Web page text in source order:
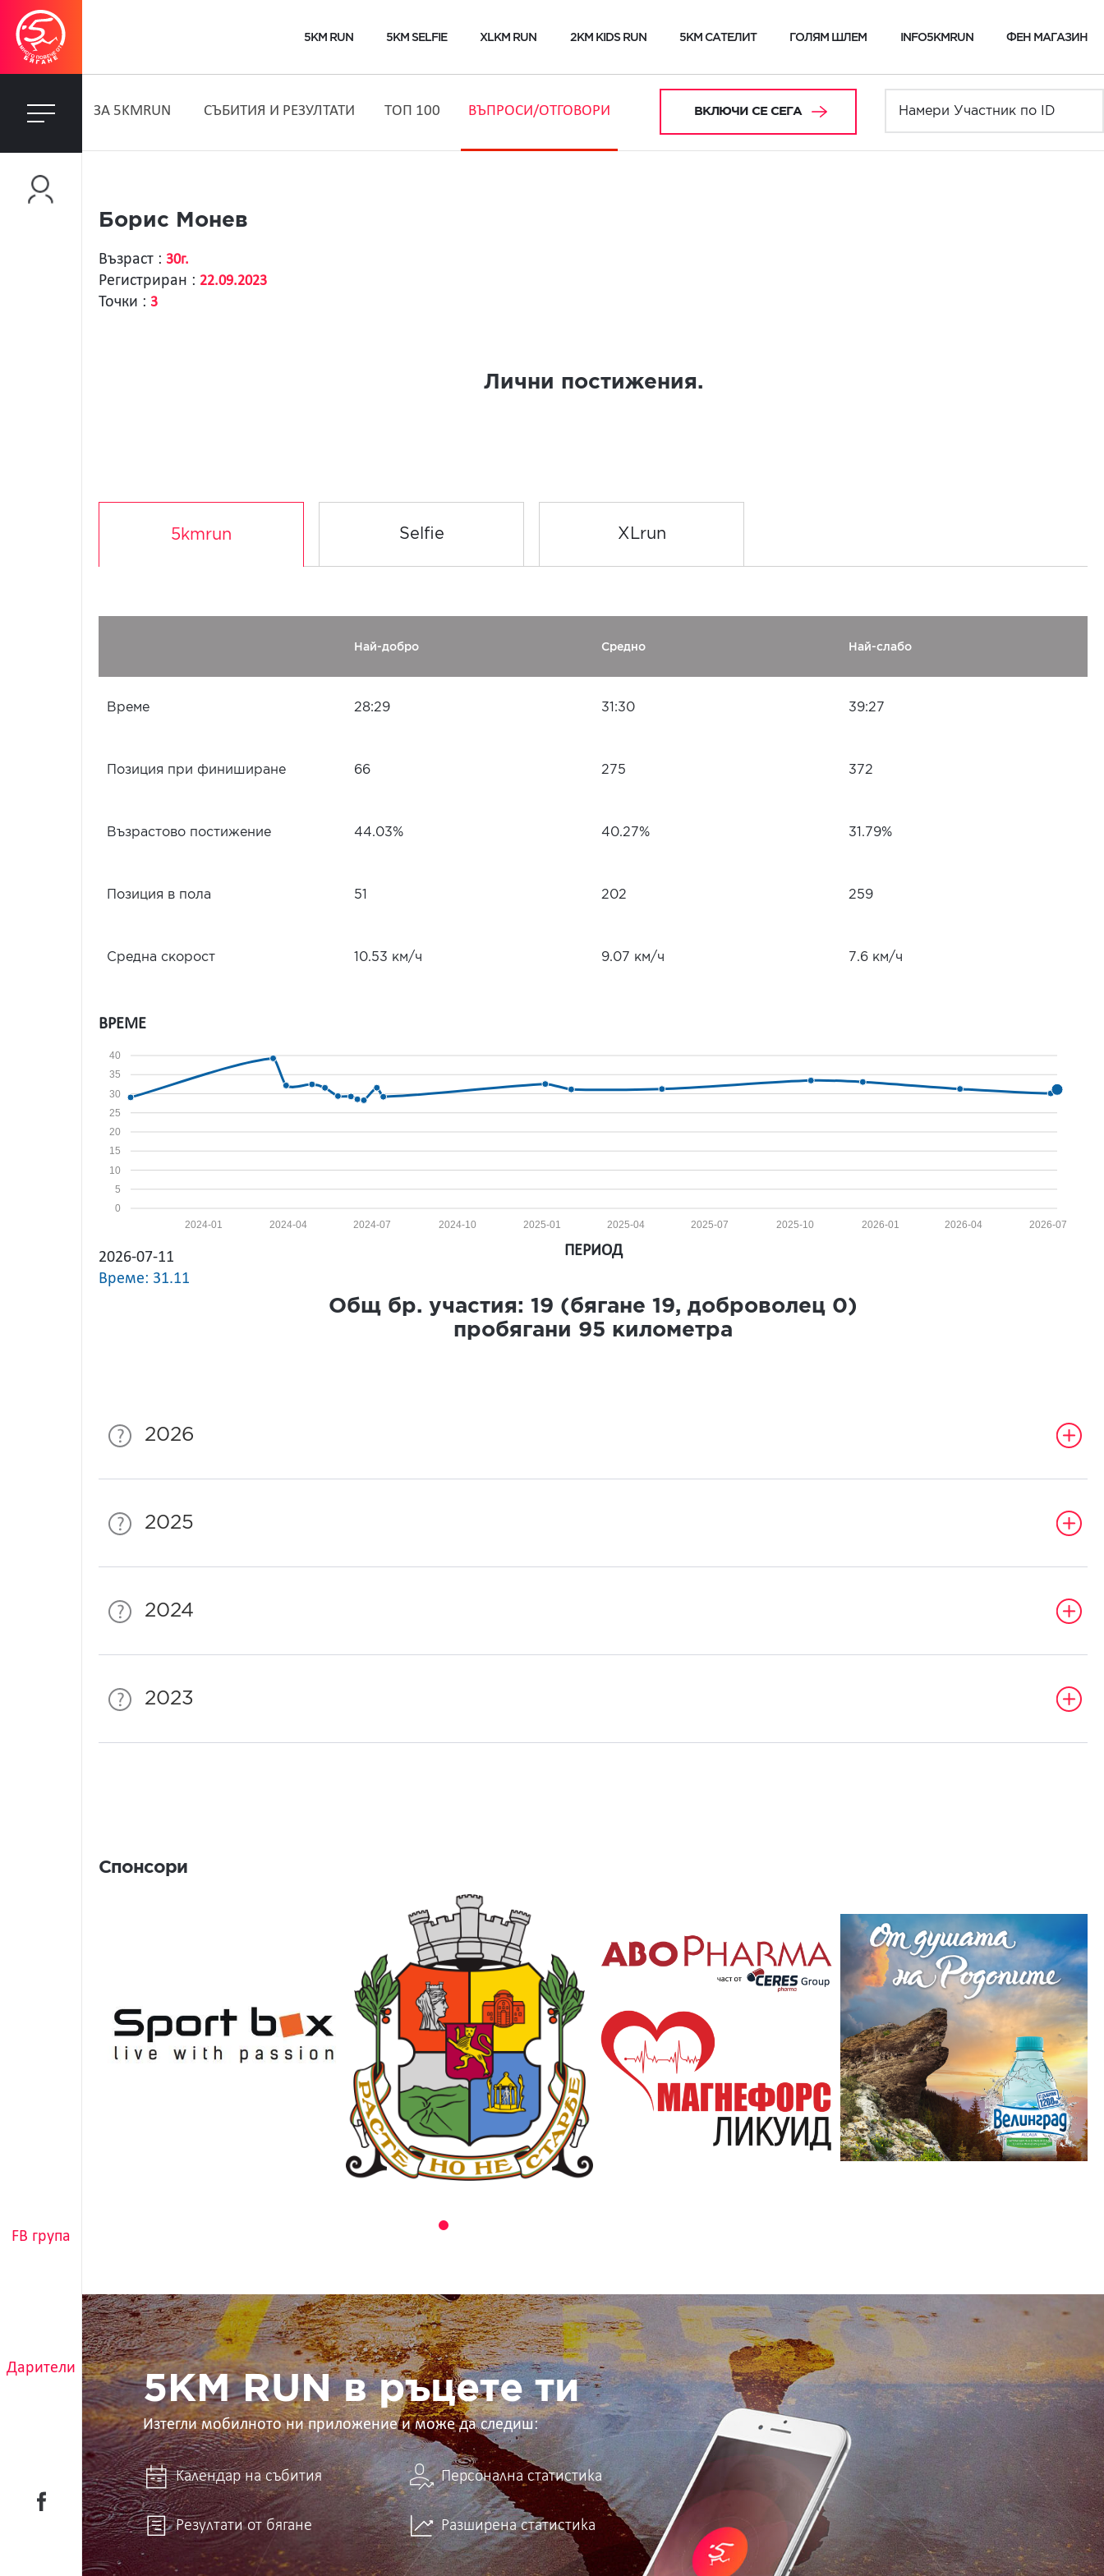
5KM RUN 5KM SELFIE XLKM RUN 2KM KIDS RUN 5KM САТЕЛИТ ГОЛЯМ ШЛЕМ INFO5KMRUN ФЕН МАГАЗИН
FB група
Дарители
ЗA 5KMRUN СЪБИТИЯ И РЕЗУЛТАТИ ТОП 100 ВЪПРОСИ/ОТГОВОРИ ВКЛЮЧИ СЕ СЕГА
Борис Монев
Възраст : 30г.
Регистриран : 22.09.2023
Точки : 3
Лични постижения.
5kmrun Selfie XLrun
Най-добро Средно Най-слабо
Време 28:29 31:30 39:27
Позиция при финиширане 66 275 372
Възрастово постижение 44.03% 40.27% 31.79%
Позиция в пола 51 202 259
Средна скорост 10.53 км/ч 9.07 км/ч 7.6 км/ч
ВРЕМЕ
0
5
10
15
20
25
30
35
40
2026-07
2026-04
2026-01
2025-10
2025-07
2025-04
2025-01
2024-10
2024-07
2024-04
2024-01
2026-07-11
Време: 31.11
ПЕРИОД
Общ бр. участия: 19 (бягане 19, доброволец 0)
пробягани 95 километра
2026
2025
2024
2023
Спонсори
5KM
RUN
в
ръцете
ти
5KM RUN в ръцете ти
Изтегли мобилното ни приложение и може да следиш:
Календар на събития Персонална статистика
Резултати от бягане Разширена статистика